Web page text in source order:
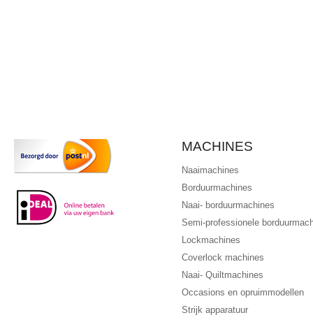
MACHINES
Naaimachines
Borduurmachines
Naai- borduurmachines
Semi-professionele
Lockmachines
Coverlock machines
Naai- Quiltmachines
Occasions en opruimmodellen
Strijk apparatuur